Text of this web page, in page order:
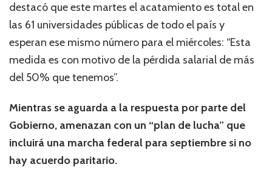
destacó que este martes el acatamiento es total en
las 61 universidades públicas de todo el país y
esperan ese mismo número para el miércoles: “Esta
medida es con motivo de la pérdida salarial de más
del 50% que tenemos”.
Mientras se aguarda a la respuesta por parte del
Gobierno, amenazan con un “plan de lucha” que
incluirá una marcha federal para septiembre si no
hay acuerdo paritario.